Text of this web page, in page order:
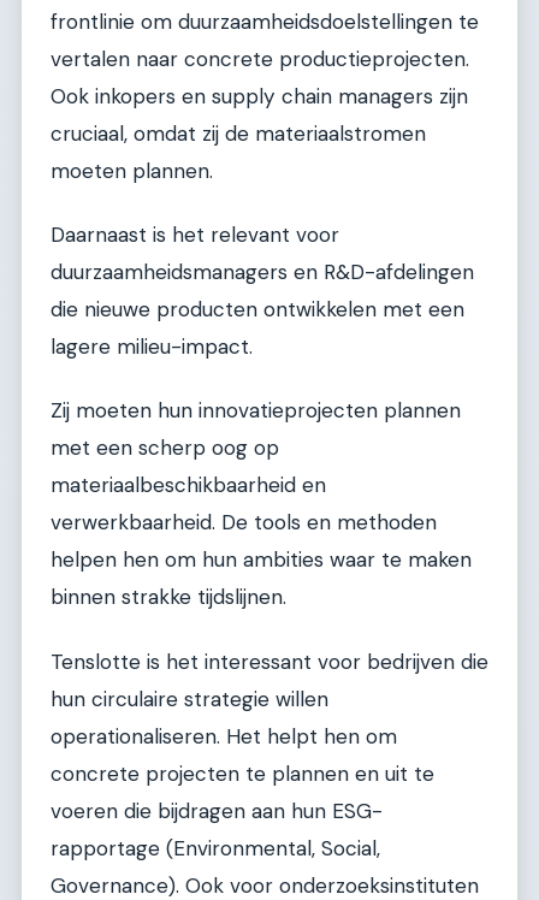
frontlinie om duurzaamheidsdoelstellingen te
vertalen naar concrete productieprojecten.
Ook inkopers en supply chain managers zijn
cruciaal, omdat zij de materiaalstromen
moeten plannen.
Daarnaast is het relevant voor
duurzaamheidsmanagers en R&D-afdelingen
die nieuwe producten ontwikkelen met een
lagere milieu-impact.
Zij moeten hun innovatieprojecten plannen
met een scherp oog op
materiaalbeschikbaarheid en
verwerkbaarheid. De tools en methoden
helpen hen om hun ambities waar te maken
binnen strakke tijdslijnen.
Tenslotte is het interessant voor bedrijven die
hun circulaire strategie willen
operationaliseren. Het helpt hen om
concrete projecten te plannen en uit te
voeren die bijdragen aan hun ESG-
rapportage (Environmental, Social,
Governance). Ook voor onderzoeksinstituten